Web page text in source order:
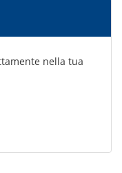
nella tua